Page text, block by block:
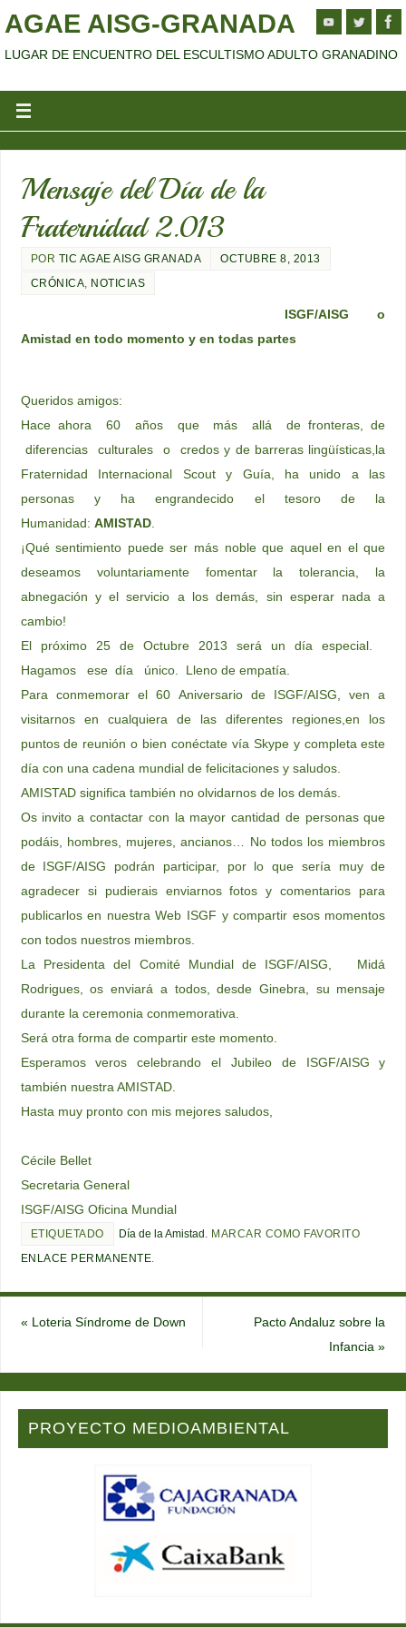
AGAE AISG-GRANADA
LUGAR DE ENCUENTRO DEL ESCULTISMO ADULTO GRANADINO
Mensaje del Día de la
Fraternidad 2.013
POR TIC AGAE AISG GRANADA
OCTUBRE 8, 2013
CRÓNICA NOTICIAS
ISGF/AISG o
Amistad en todo momento y en todas partes
Queridos amigos:
Hace ahora 60 años que más allá de fronteras, de
diferencias culturales o credos y de barreras lingüísticas,la
Fraternidad Internacional Scout y Guía, ha unido a las
personas y ha engrandecido el tesoro de la
Humanidad: AMISTAD.
¡Qué sentimiento puede ser más noble que aquel en el que
deseamos voluntariamente fomentar la tolerancia, la
abnegación y el servicio a los demás, sin esperar nada a
cambio!
El próximo 25 de Octubre 2013 será un día especial.
Hagamos ese día único. Lleno de empatía.
Para conmemorar el 60 Aniversario de ISGF/AISG, ven a
visitarnos en cualquiera de las diferentes regiones,en los
puntos de reunión o bien conéctate vía Skype y completa este
día con una cadena mundial de felicitaciones y saludos.
AMISTAD significa también no olvidarnos de los demás.
Os invito a contactar con la mayor cantidad de personas que
podáis, hombres, mujeres, ancianos… No todos los miembros
de ISGF/AISG podrán participar, por lo que sería muy de
agradecer si pudierais enviarnos fotos y comentarios para
publicarlos en nuestra Web ISGF y compartir esos momentos
con todos nuestros miembros.
La Presidenta del Comité Mundial de ISGF/AISG, Midá
Rodrigues, os enviará a todos, desde Ginebra, su mensaje
durante la ceremonia conmemorativa.
Será otra forma de compartir este momento.
Esperamos veros celebrando el Jubileo de ISGF/AISG y
también nuestra AMISTAD.
Hasta muy pronto con mis mejores saludos,
Cécile Bellet
Secretaria General
ISGF/AISG Oficina Mundial
ETIQUETADO Día de la Amistad . MARCAR COMO FAVORITO
ENLACE PERMANENTE.
« Loteria Síndrome de Down
Pacto Andaluz sobre la
Infancia»
PROYECTO MEDIOAMBIENTAL